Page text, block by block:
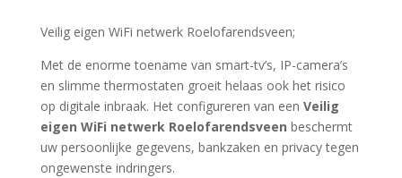
Veilig eigen WiFi netwerk Roelofarendsveen;
Met de enorme toename van smart-tv’s, IP-camera’s
en slimme thermostaten groeit helaas ook het risico
op digitale inbraak. Het configureren van een Veilig
eigen WiFi netwerk Roelofarendsveen beschermt
uw persoonlijke gegevens, bankzaken en privacy tegen
ongewenste indringers.